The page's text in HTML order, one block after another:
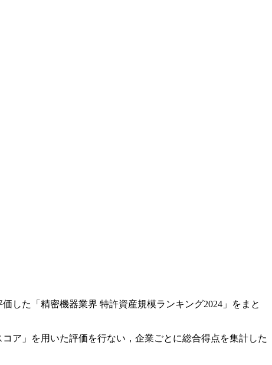
した「精密機器業界 特許資産規模ランキング2024」をまと
ア」を用いた評価を行ない，企業ごとに総合得点を集計した